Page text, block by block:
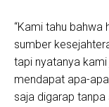
“Kami tahu bahwa
sumber
tapi nyatanya
mendapat apa-
saja digarap